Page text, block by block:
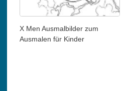
X Men Ausmalbilder zum
Ausmalen für Kinder